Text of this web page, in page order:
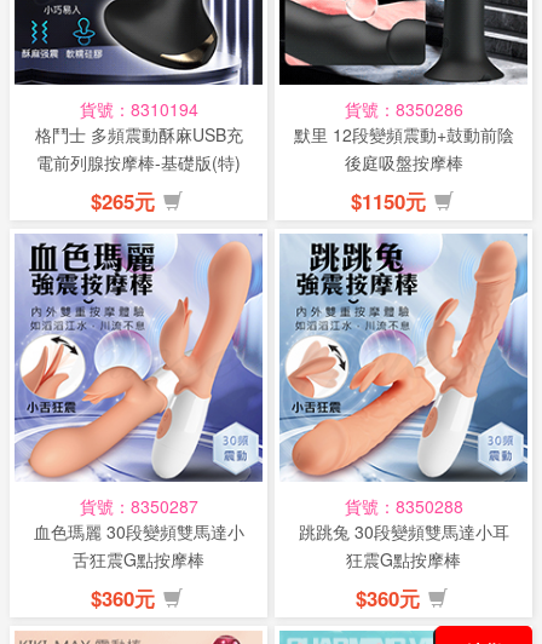
貨號：8310194
格鬥士 多頻震動酥麻USB充
電前列腺按摩棒-基礎版(特)
$265元
貨號：8350286
默里 12段變頻震動+鼓動前陰
後庭吸盤按摩棒
$1150元
貨號：8350287
血色瑪麗 30段變頻雙馬達小
舌狂震G點按摩棒
$360元
貨號：8350288
跳跳兔 30段變頻雙馬達小耳
狂震G點按摩棒
$360元